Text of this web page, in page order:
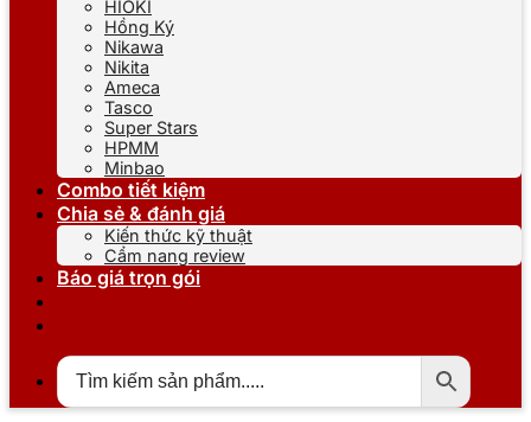
HIOKI
Hồng Ký
Nikawa
Nikita
Ameca
Tasco
Super Stars
HPMM
Minbao
Combo tiết kiệm
Chia sẻ & đánh giá
Kiến thức kỹ thuật
Cẩm nang review
Báo giá trọn gói